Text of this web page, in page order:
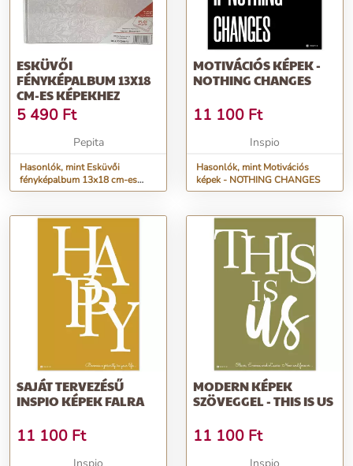
ESKÜVŐI
FÉNYKÉPALBUM 13X18
CM-ES KÉPEKHEZ
5 490 Ft
Pepita
Hasonlók, mint Esküvői
fényképalbum 13x18 cm-es
képekhez
MOTIVÁCIÓS KÉPEK -
NOTHING CHANGES
11 100 Ft
Inspio
Hasonlók, mint Motivációs
képek - NOTHING CHANGES
SAJÁT TERVEZÉSŰ
INSPIO KÉPEK FALRA
11 100 Ft
MODERN KÉPEK
SZÖVEGGEL - THIS IS US
11 100 Ft